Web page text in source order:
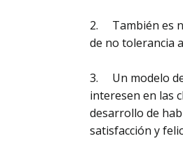
2. También es
de no tolerancia
3. Un modelo
interesen en las
desarrollo de
satisfacción y